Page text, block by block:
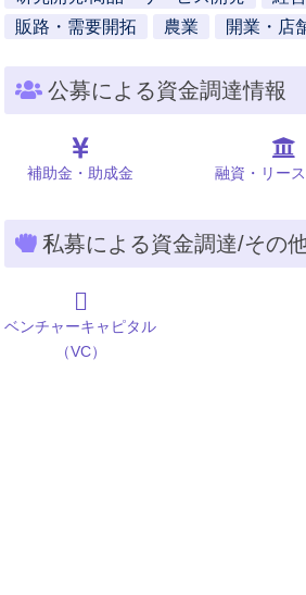
販路・需要開拓
農業 開業・店
公募による資金調達情報
補助金・助成金 融資・リー
私募による資金調達/その
ベンチャーキャピタル
（VC）